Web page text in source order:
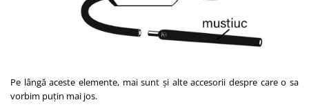
Pe lângă aceste elemente, mai sunt și alte accesorii despre care o sa
vorbim puțin mai jos.